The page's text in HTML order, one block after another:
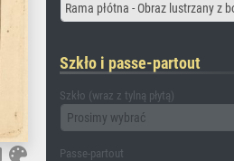
Rama płótna - Obraz lustrzany z
Szkło i passe-partout
Szkło (wraz z tylną płytą)
Prosimy wybrać
Passe-partout